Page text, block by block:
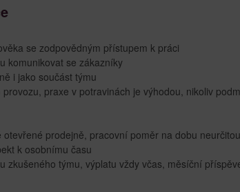
se zodpovědným přístupem k práci
komunikovat se zákazníky
i jako součást týmu
praxe v potravinách je výhodou, nikoliv
prodejně, pracovní poměr na dobu neurčitou
k osobnímu času
zkušeného týmu, výplatu vždy včas, měsíční